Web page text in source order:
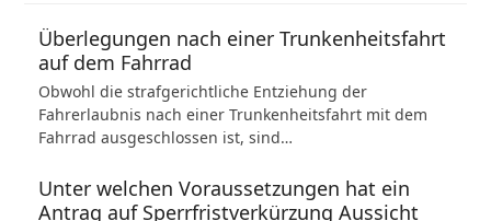
Überlegungen nach einer Trunkenheitsfahrt
auf dem Fahrrad
Obwohl die strafgerichtliche Entziehung der
Fahrerlaubnis nach einer Trunkenheitsfahrt mit dem
Fahrrad ausgeschlossen ist, sind…
Unter welchen Voraussetzungen hat ein
Antrag auf Sperrfristverkürzung Aussicht